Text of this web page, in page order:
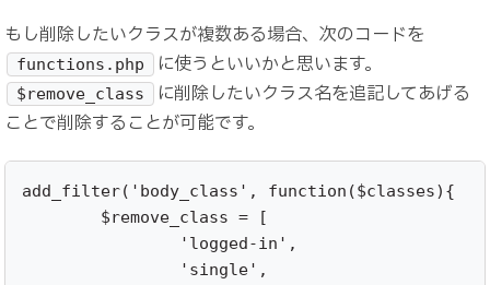
もし削除したいクラスが複数ある場合、次のコードを
functions.php に使うといいかと思います。
$remove_class
に削除したいクラス名を追記してあげる
ことで削除することが可能です。
add_filter('body_class', function($classes){